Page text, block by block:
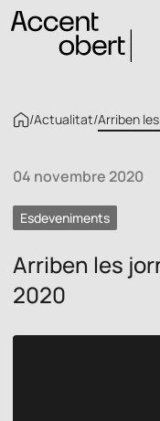
/Actualitat/Arriben
04 novembre 2020
Esdeveniments
Arriben les
2020